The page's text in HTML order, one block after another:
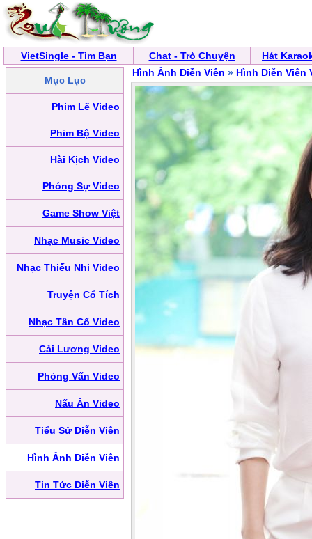
VietSingle - Tìm Bạn Chat - Trò Chuyện Hát
Mục Lục
Phim Lẽ Video
Phim Bộ Video
Hài Kịch Video
Phóng Sự Video
Game Show Việt
Nhạc Music Video
Nhạc Thiếu Nhi Video
Truyện Cổ Tích
Nhạc Tân Cổ Video
Cải Lương Video
Phỏng Vấn Video
Nấu Ăn Video
Tiểu Sử Diễn Viên
Hình Ảnh Diễn Viên
Tin Tức Diễn Viên
Hình Ảnh Diễn Viên » Hình Diễn Viên